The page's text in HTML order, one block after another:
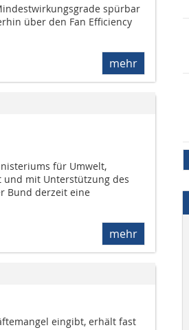
spürbar
über den Fan Efficiency
mehr
für Umwelt,
und mit Unterstützung des
Bund derzeit eine
mehr
eingibt, erhält fast